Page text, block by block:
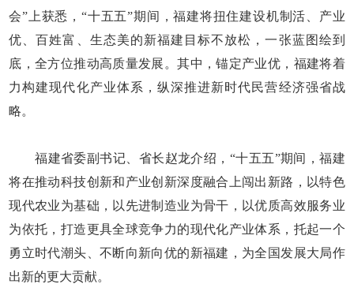
会”上获悉，“十五五”期间，福建将扭住建设机制活、产业
优、百姓富、生态美的新福建目标不放松，一张蓝图绘到
底，全方位推动高质量发展。其中，锚定产业优，福建将着
力构建现代化产业体系，纵深推进新时代民营经济强省战
略。
福建省委副书记、省长赵龙介绍，“十五五”期间，福建
将在推动科技创新和产业创新深度融合上闯出新路，以特色
现代农业为基础，以先进制造业为骨干，以优质高效服务业
为依托，打造更具全球竞争力的现代化产业体系，托起一个
勇立时代潮头、不断向新向优的新福建，为全国发展大局作
出新的更大贡献。